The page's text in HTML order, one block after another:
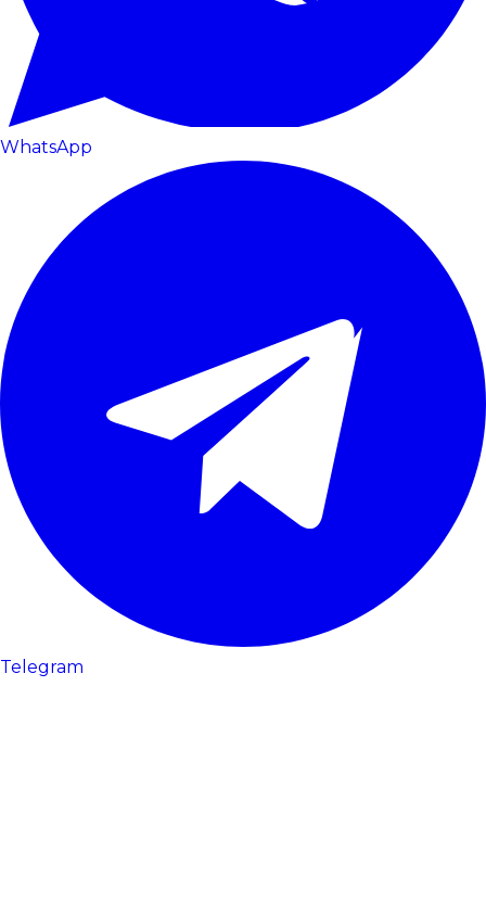
WhatsApp
Telegram